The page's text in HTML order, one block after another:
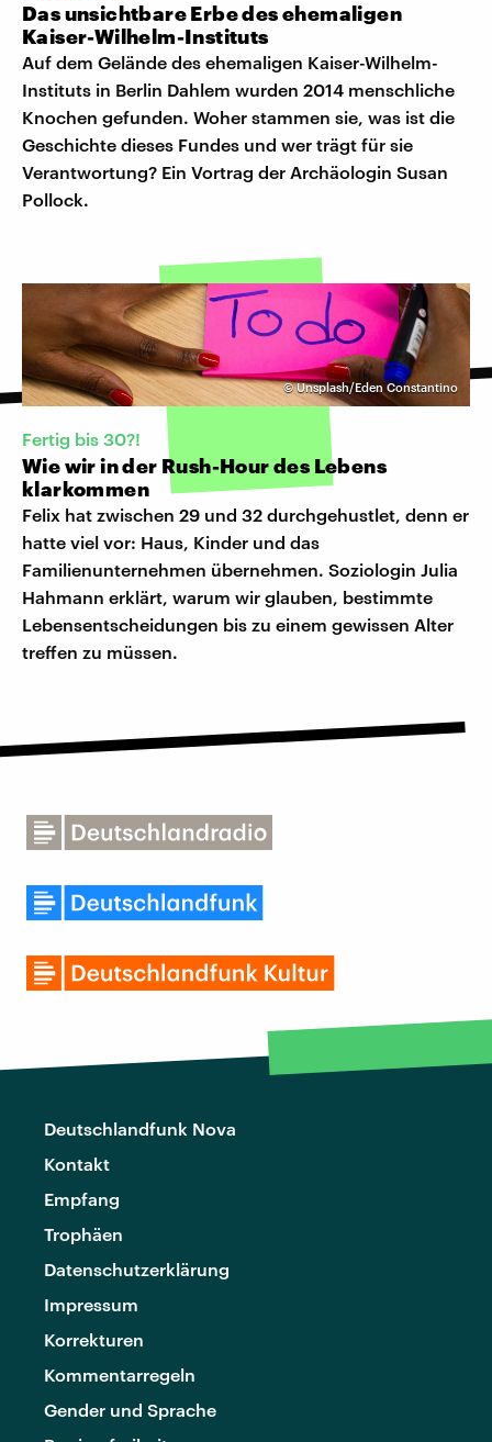
Das unsichtbare Erbe des ehemaligen
Kaiser-Wilhelm-Instituts
Auf dem Gelände des ehemaligen Kaiser-Wilhelm-
Instituts in Berlin Dahlem wurden 2014 menschliche
Knochen gefunden. Woher stammen sie, was ist die
Geschichte dieses Fundes und wer trägt für sie
Verantwortung? Ein Vortrag der Archäologin Susan
Pollock.
©Unsplash/Eden Constantino
Fertig bis 30?!
Wie wir in der Rush-Hour des Lebens
klarkommen
Felix hat zwischen 29 und 32 durchgehustlet, denn er
hatte viel vor: Haus, Kinder und das
Familienunternehmen übernehmen. Soziologin Julia
Hahmann erklärt, warum wir glauben, bestimmte
Lebensentscheidungen bis zu einem gewissen Alter
treffen zu müssen.
Deutschlandfunk Nova
Kontakt
Empfang
Trophäen
Datenschutzerklärung
Impressum
Korrekturen
Kommentarregeln
Gender und Sprache